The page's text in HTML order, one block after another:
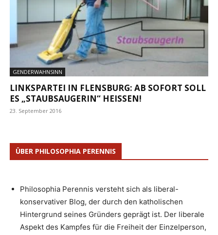
GENDERWAHNSINN
LINKSPARTEI IN FLENSBURG: AB SOFORT SOLL
ES „STAUBSAUGERIN“ HEISSEN!
23. September 2016
ÜBER PHILOSOPHIA PERENNIS
Philosophia Perennis versteht sich als liberal-
konservativer Blog, der durch den katholischen
Hintergrund seines Gründers geprägt ist. Der liberale
Aspekt des Kampfes für die Freiheit der Einzelperson,